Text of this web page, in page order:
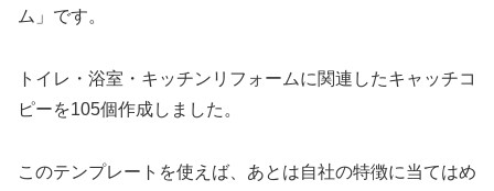
ム」です。
トイレ・浴室・キッチンリフォームに関連したキャッチコ
ピーを105個作成しました。
このテンプレートを使えば、あとは自社の特徴に当てはめ